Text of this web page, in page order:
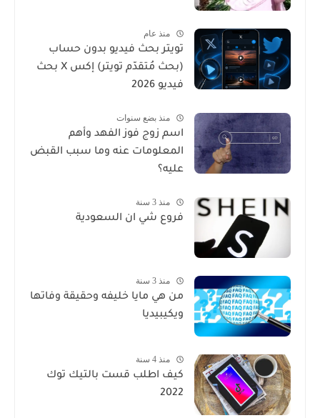
منذ عام
تويتر بحث فيديو بدون حساب
(بحث مُتقدّم تويتر) إكس X بحث
فيديو 2026
منذ بضع سنوات
اسم زوج فوز الفهد وأهم
المعلومات عنه وما سبب القبض
عليه؟
منذ 3 سنة
فروع شي ان السعودية
منذ 3 سنة
من هي مايا خليفه وحقيقة وفاتها
ويكيبيديا
منذ 4 سنة
كيف اطلب قست بالتيك توك
2022